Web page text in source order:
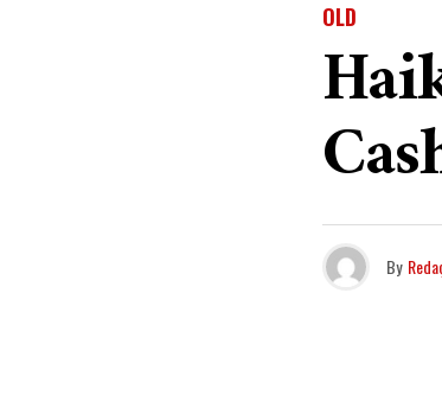
OLD
By